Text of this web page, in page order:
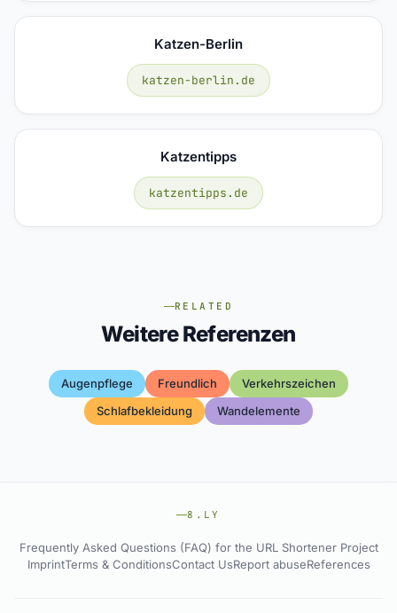
Katzen-Berlin
katzen-berlin.de
Katzentipps
katzentipps.de
RELATED
Weitere Referenzen
Augenpflege Freundlich
Verkehrszeichen
Schlafbekleidung
Wandelemente
8.LY
Frequently Asked Questions (FAQ) for the URL Shortener Project
ImprintTerms & ConditionsContact UsReport abuseReferences